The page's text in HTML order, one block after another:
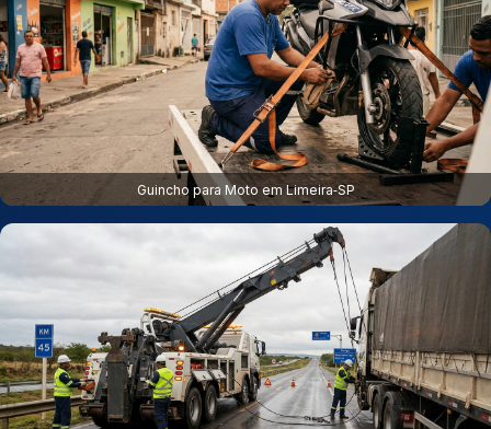
Guincho para Moto em Limeira‑SP